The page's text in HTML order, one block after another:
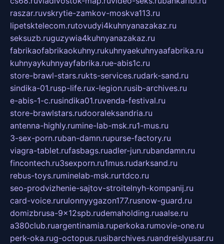
raszar.ruvskrytie-zamkov-moskva113.ru
lipetsktelecom.rutovudyi4kuhnyanazakaz.ru
seksuzb.ruguzywia4kuhnyanazakaz.ru
fabrikaofabrikaokuhny.rukuhnyaekuhnyaafabrika.ru
kuhnyaykuhnyayfabrika.rue-abis1c.ru
store-brawl-stars.rukts-services.rudark-sand.ru
sindika-01.rusp-life.rux-legion.rusib-archives.ru
e-abis-1-c.rusindika01.ruvenda-festival.ru
store-brawlstars.rudooraleksandria.ru
antenna-highly.rumine-lab-msk.ru1-mus.ru
3-sex-porn.ruban-damn.rupurse-factory.ru
viagra-tablet.rufasbags.ruadler-jun.rubandamn.ru
fincontech.ru3sexporn.ru1mus.rudarksand.ru
rebus-toys.ruminelab-msk.rurtdco.ru
seo-prodvizhenie-sajtov-stroitelnyh-kompanij.ru
card-voice.rurulonnyygazon177.rusnow-guard.ru
domizbrusa-9x12spb.rudemaholding.ruaalse.ru
a380club.ruargentinamia.ruperkoka.rumovie-one.ru
perk-oka.rug-octopus.rusibarchives.ruandreislyusar.ru